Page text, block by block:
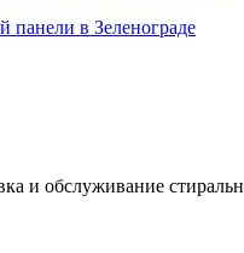
и обслуживание